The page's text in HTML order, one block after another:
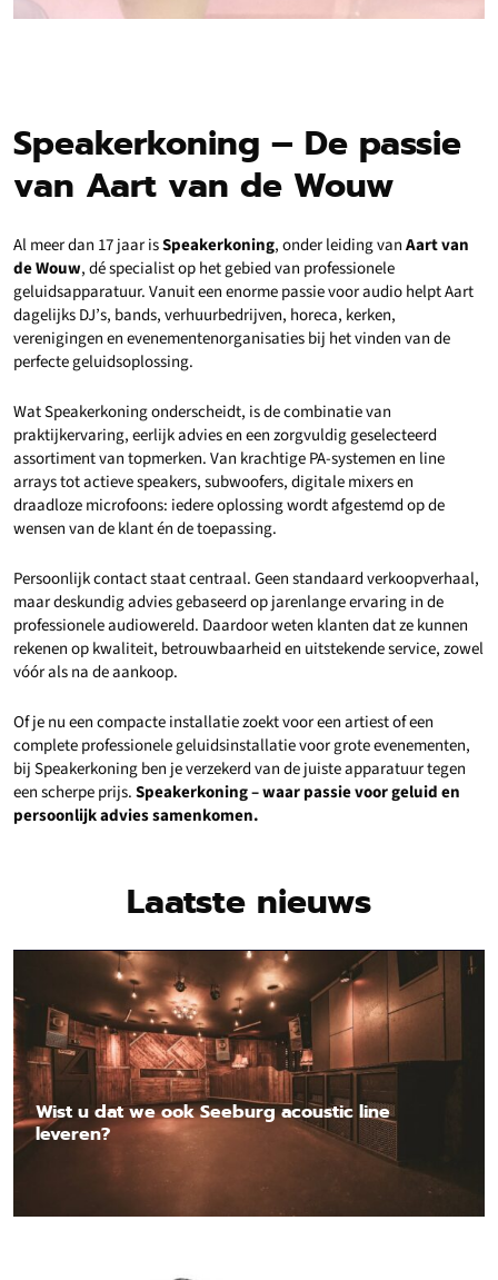
Speakerkoning – De passie
van Aart van de Wouw
Al meer dan 17 jaar isSpeakerkoning, onder leiding vanAart van
de Wouw, dé specialist op het gebied van professionele
geluidsapparatuur. Vanuit een enorme passie voor audio helpt Aart
dagelijks DJ’s, bands, verhuurbedrijven, horeca, kerken,
verenigingen en evenementenorganisaties bij het vinden van de
perfecte geluidsoplossing.
Wat Speakerkoning onderscheidt, is de combinatie van
praktijkervaring, eerlijk advies en een zorgvuldig geselecteerd
assortiment van topmerken. Van krachtige PA-systemen en line
arrays tot actieve speakers, subwoofers, digitale mixers en
draadloze microfoons: iedere oplossing wordt afgestemd op de
wensen van de klant én de toepassing.
Persoonlijk contact staat centraal. Geen standaard verkoopverhaal,
maar deskundig advies gebaseerd op jarenlange ervaring in de
professionele audiowereld. Daardoor weten klanten dat ze kunnen
rekenen op kwaliteit, betrouwbaarheid en uitstekende service, zowel
vóór als na de aankoop.
Of je nu een compacte installatie zoekt voor een artiest of een
complete professionele geluidsinstallatie voor grote evenementen,
bij Speakerkoning ben je verzekerd van de juiste apparatuur tegen
een scherpe prijs.Speakerkoning – waar passie voor geluid en
persoonlijk advies samenkomen.
Laatste nieuws
Wist u dat we ook Seeburg acoustic line
leveren?